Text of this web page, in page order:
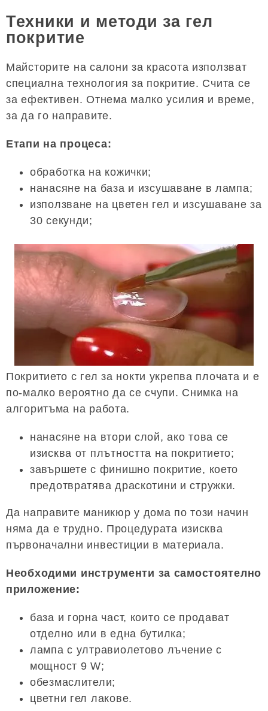
Техники и методи за гел
покритие
Майсторите на салони за красота използват
специална технология за покритие. Счита се
за ефективен. Отнема малко усилия и време,
за да го направите.
Етапи на процеса:
обработка на кожички;
нанасяне на база и изсушаване в лампа;
използване на цветен гел и изсушаване за
30 секунди;
Покритието с гел за нокти укрепва плочата и е
по-малко вероятно да се счупи. Снимка на
алгоритъма на работа.
нанасяне на втори слой, ако това се
изисква от плътността на покритието;
завършете с финишно покритие, което
предотвратява драскотини и стружки.
Да направите маникюр у дома по този начин
няма да е трудно. Процедурата изисква
първоначални инвестиции в материала.
Необходими инструменти за самостоятелно
приложение:
база и горна част, които се продават
отделно или в една бутилка;
лампа с ултравиолетово лъчение с
мощност 9 W;
обезмаслители;
цветни гел лакове.